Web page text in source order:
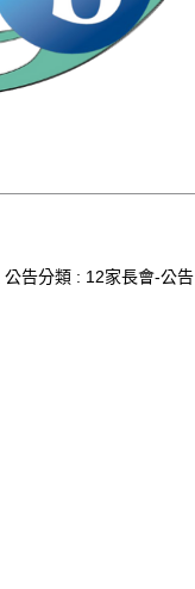
公告分類 : 12家長會-公告